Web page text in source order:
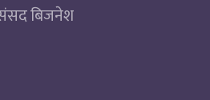
बिजनेश